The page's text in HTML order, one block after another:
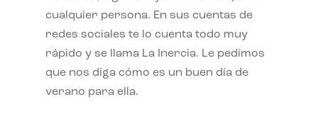
cualquier persona. En sus cuentas de
redes sociales te lo cuenta todo muy
rápido y se llama La Inercia. Le pedimos
que nos diga cómo es un buen día de
verano para ella.